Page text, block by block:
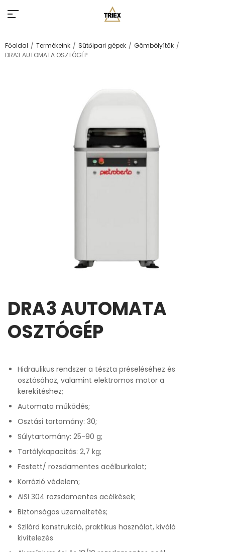
Főoldal / Termékeink / Sütőipari gépek / Gömbölyítők /
DRA3 AUTOMATA OSZTÓGÉP
DRA3 AUTOMATA
OSZTÓGÉP
Hidraulikus rendszer a tészta préseléséhez és
osztásához, valamint elektromos motor a
kerekítéshez;
Automata működés;
Osztási tartomány: 30;
Súlytartomány: 25-90 g;
Tartálykapacitás: 2,7 kg;
Festett/ rozsdamentes acélburkolat;
Korrózió védelem;
AISI 304 rozsdamentes acélkések;
Biztonságos üzemeltetés;
Szilárd konstrukció, praktikus használat, kiváló
kivitelezés